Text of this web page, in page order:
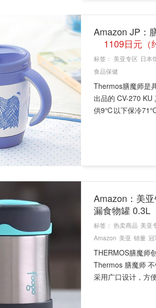
Amazon JP：
1109日元（
标签： 美亚专区 日本
食品保健
Thermos膳魔师是
出品的 CV-270
供9℃以下保冷
Amazon：美
漏食物罐 0.3L
标签： 热卖商品 美亚
Amazon 美亚 销量 冠
THERMOS膳魔师
Thermos 膳魔师
采用广口设计，方